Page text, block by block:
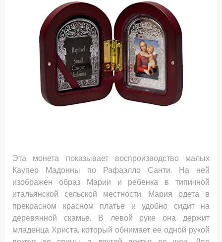
Эта монета показывает воспроизводство малых
Каупер Мадонны по Рафаэлло Санти. На ней
изображен образ Марии и ребенка в типичной
итальянской сельской местности. Мария одета в
прекрасном красном платье и удобно сидит на
деревянной скамье. В левой руке она держит
младенца Христа, который обнимает ее одной рукой